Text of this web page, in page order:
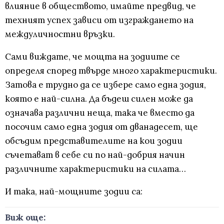
влияние в обществото, имайте предвид, че
техният успех зависи от изграждането на
междуличностни връзки.
Сами виждате, че мощта на зодиите се
определя според твърде много характеристики.
Затова е трудно да се избере само една зодия,
която е най-силна. Да бъдеш силен може да
означава различни неща, така че вместо да
посочим само една зодия от дванадесет, ще
обсъдим представителите на кои зодии
съчетават в себе си по най-добрия начин
различните характеристики на силата…
И така, най-мощните зодии са:
Виж още: